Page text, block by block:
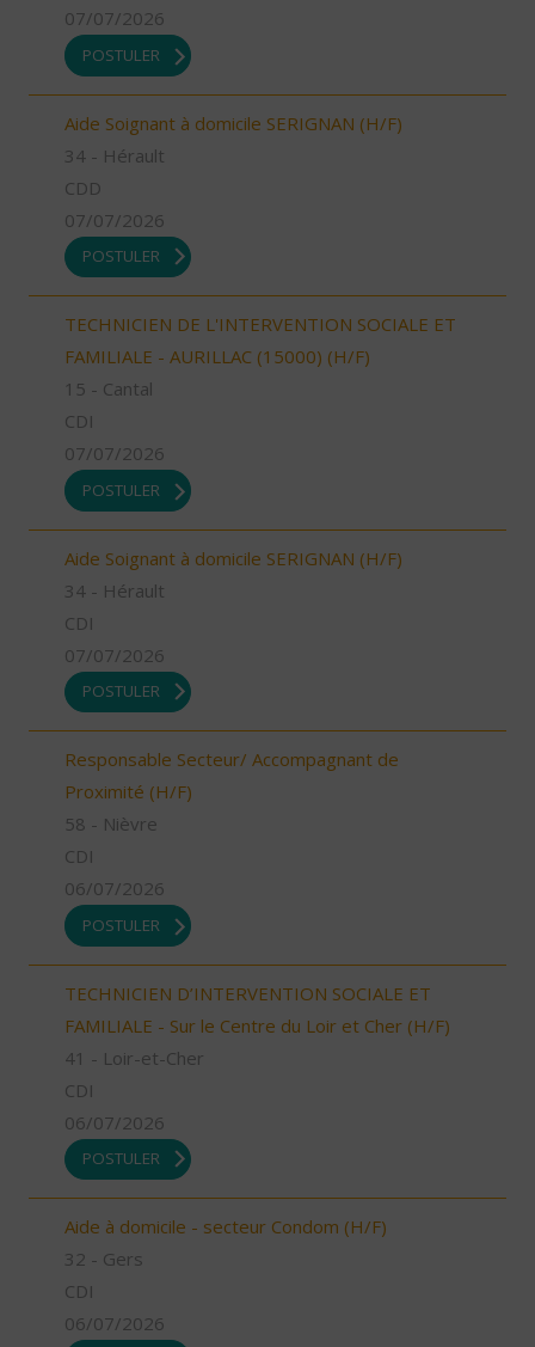
07/07/2026
POSTULER
Aide Soignant à domicile SERIGNAN (H/F)
34 - Hérault
CDD
07/07/2026
POSTULER
TECHNICIEN DE L'INTERVENTION SOCIALE ET
FAMILIALE - AURILLAC (15000) (H/F)
15 - Cantal
CDI
07/07/2026
POSTULER
Aide Soignant à domicile SERIGNAN (H/F)
34 - Hérault
CDI
07/07/2026
POSTULER
Responsable Secteur/ Accompagnant de
Proximité (H/F)
58 - Nièvre
CDI
06/07/2026
POSTULER
TECHNICIEN D’INTERVENTION SOCIALE ET
FAMILIALE - Sur le Centre du Loir et Cher (H/F)
41 - Loir-et-Cher
CDI
06/07/2026
POSTULER
Aide à domicile - secteur Condom (H/F)
32 - Gers
CDI
06/07/2026